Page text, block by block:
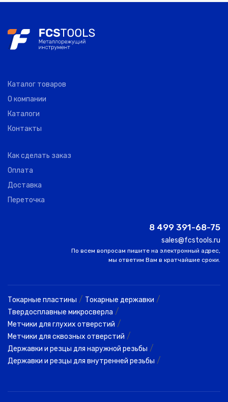
Каталог товаров
О компании
Каталоги
Контакты
Как сделать заказ
Оплата
Доставка
Переточка
8 499 391-68-75
sales@fcstools.ru
По всем вопросам пишите на электронный адрес,
мы ответим Вам в кратчайшие сроки.
Токарные пластины / Токарные державки /
Твердосплавные микросверла /
Метчики для глухих отверстий /
Метчики для сквозных отверстий /
Державки и резцы для наружной резьбы /
Державки и резцы для внутренней резьбы /